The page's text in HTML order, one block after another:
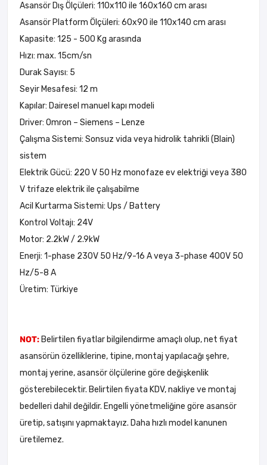
Asansör Dış Ölçüleri: 110x110 ile 160x160 cm arası
Asansör Platform Ölçüleri: 60x90 ile 110x140 cm arası
Kapasite: 125 - 500 Kg arasında
Hızı: max. 15cm/sn
Durak Sayısı: 5
Seyir Mesafesi: 12 m
Kapılar: Dairesel manuel kapı modeli
Driver: Omron – Siemens – Lenze
Çalışma Sistemi: Sonsuz vida veya hidrolik tahrikli (Blain)
sistem
Elektrik Gücü: 220 V 50 Hz monofaze ev elektriği veya 380
V trifaze elektrik ile çalışabilme
Acil Kurtarma Sistemi: Ups / Battery
Kontrol Voltajı: 24V
Motor: 2.2kW / 2.9kW
Enerji: 1-phase 230V 50 Hz/9-16 A veya 3-phase 400V 50
Hz/5-8 A
Üretim: Türkiye
NOT: Belirtilen fiyatlar bilgilendirme amaçlı olup, net fiyat
asansörün özelliklerine, tipine, montaj yapılacağı şehre,
montaj yerine, asansör ölçülerine göre değişkenlik
gösterebilecektir. Belirtilen fiyata KDV, nakliye ve montaj
bedelleri dahil değildir. Engelli yönetmeliğine göre asansör
üretip, satışını yapmaktayız. Daha hızlı model kanunen
üretilemez.